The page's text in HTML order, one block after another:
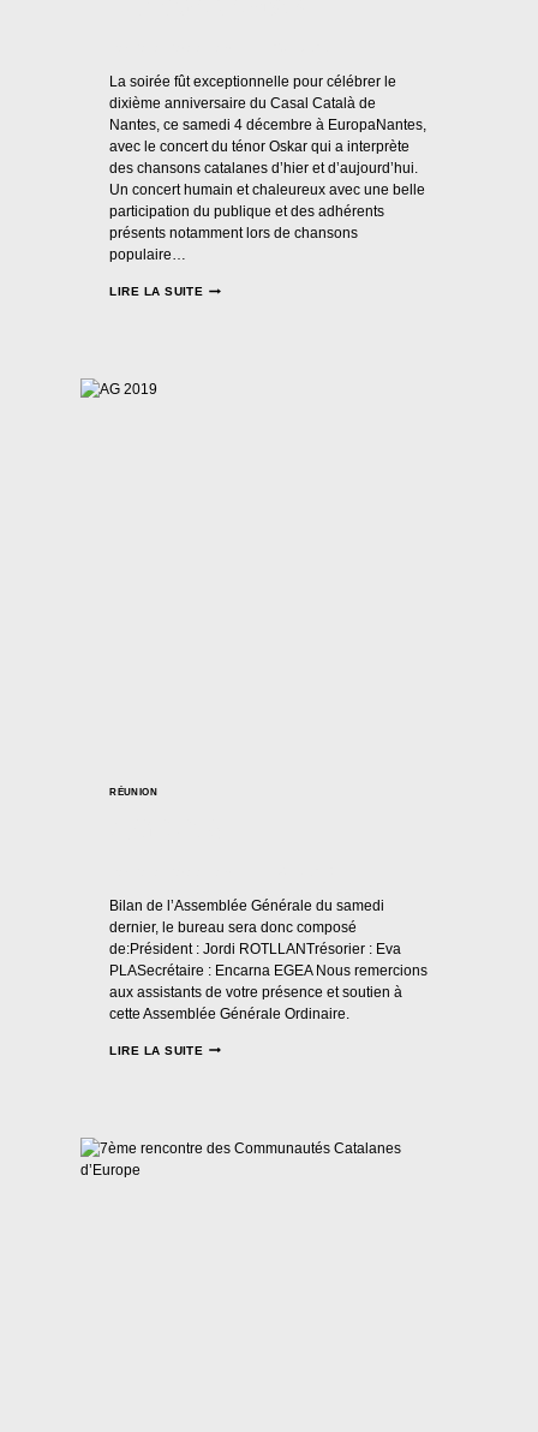
La soirée fût exceptionnelle pour célébrer le
dixième anniversaire du Casal Català de
Nantes, ce samedi 4 décembre à EuropaNantes,
avec le concert du ténor Oskar qui a interprète
des chansons catalanes d’hier et d’aujourd’hui.
Un concert humain et chaleureux avec une belle
participation du publique et des adhérents
présents notamment lors de chansons
populaire…
LIRE LA SUITE
RÉUNION
Bilan de l’Assemblée Générale du samedi
dernier, le bureau sera donc composé
de:Président : Jordi ROTLLANTrésorier : Eva
PLASecrétaire : Encarna EGEA Nous remercions
aux assistants de votre présence et soutien à
cette Assemblée Générale Ordinaire.
LIRE LA SUITE